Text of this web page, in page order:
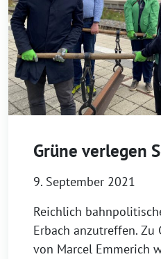
Grüne verlegen
9. September 2021
Reichlich
Erbach anzutreffen. Zu
von Marcel Emmerich